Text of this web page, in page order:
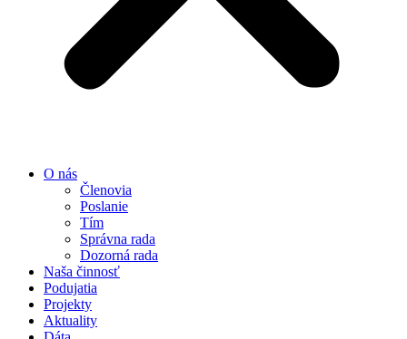
O nás
Členovia
Poslanie
Tím
Správna rada
Dozorná rada
Naša činnosť
Podujatia
Projekty
Aktuality